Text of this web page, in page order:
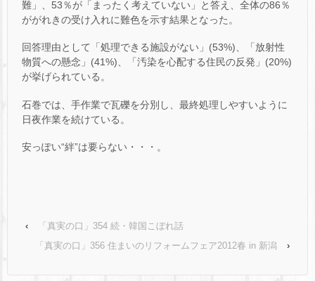
難」、53％が「まったく考えていない」と答え、全体の86％
ががれきの受け入れに難色を示す結果となった。
回答理由として「処理できる施設がない」(53%)、「放射性
物質への懸念」(41%)、「汚染を心配する住民の反発」(20%)
が挙げられている。
石巻では、手作業で瓦礫を分別し、最終処理しやすいように
日夜作業を続けている。
安っぽい“絆”は要らない・・・。
‹
「真実の口」354 続・韓国こぼれ話
「真実の口」356 住まいのリフォームフェア2012春 in 新潟
›